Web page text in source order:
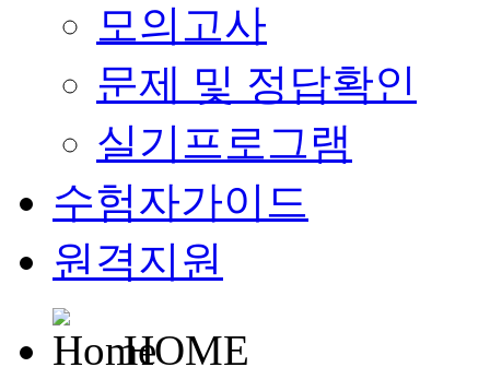
모의고사
문제 및 정답확인
실기프로그램
수험자가이드
원격지원
HOME